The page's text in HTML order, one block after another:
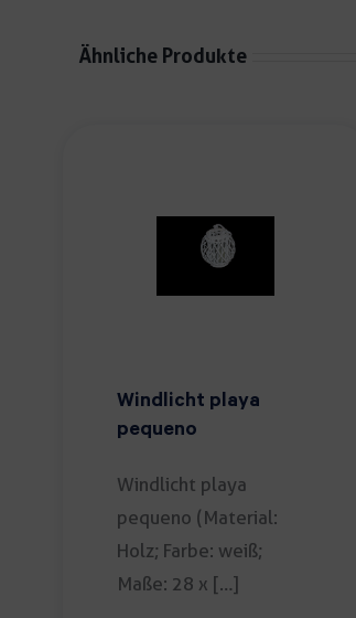
Ähnliche Produkte
Windlicht playa
pequeno
Windlicht playa
pequeno (Material:
Holz; Farbe: weiß;
Maße: 28 x […]